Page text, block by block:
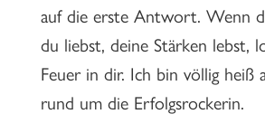
auf die erste Antwort. Wenn
du liebst, deine Stärken lebst,
Feuer in dir. Ich bin völlig heiß
rund um die Erfolgsrockerin.